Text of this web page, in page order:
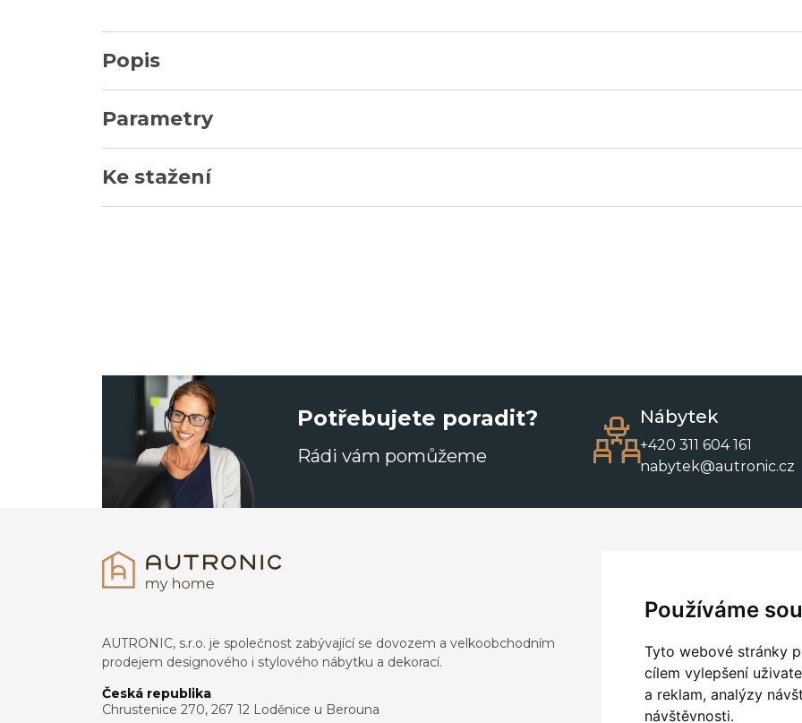
Používáme
Tyto webové stránky
cílem vylepšení
a reklam, analýzy
návštěvnosti.
Popis
Parametry
Ke stažení
Potřebujete poradit?
Rádi vám pomůžeme
Nábytek
+420 311 604 161
nabytek@autronic.cz
AUTRONIC, s.r.o. je společnost zabývající se dovozem a velkoobchodním
prodejem designového i stylového nábytku a dekorací.
Česká republika
Chrustenice 270, 267 12 Loděnice u Berouna